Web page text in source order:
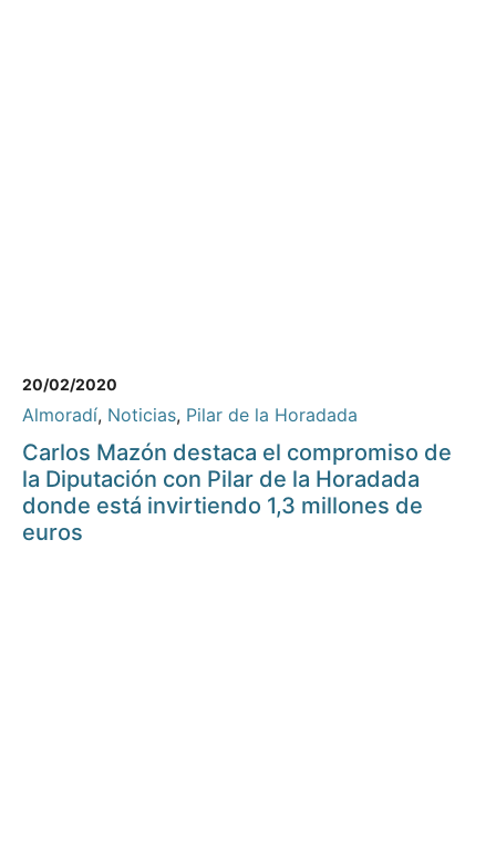
20/02/2020
Almoradí, Noticias, Pilar de la Horadada
Carlos Mazón destaca el compromiso de
la Diputación con Pilar de la Horadada
donde está invirtiendo 1,3 millones de
euros